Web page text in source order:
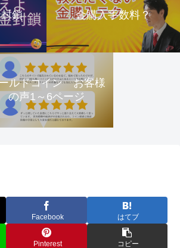
鎖 金購入手数料？
ルドコイン お客様
の声1～6ページ
Facebook はてブ
Pinterest コピー